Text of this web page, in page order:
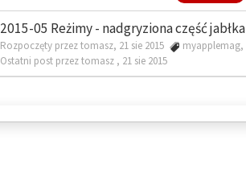
2015-05 Reżimy - nadgryziona część jabłka
Rozpoczęty przez tomasz, 21 sie 2015
myapplemag,
Ostatni post przez tomasz , 21 sie 2015